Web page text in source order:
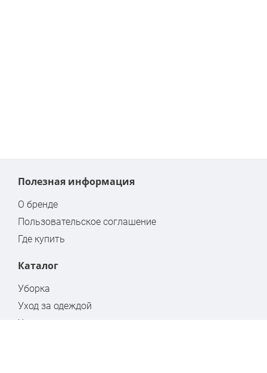
Полезная информация
О бренде
Пользовательское соглашение
Где купить
Каталог
Уборка
Уход за одеждой
Хранение